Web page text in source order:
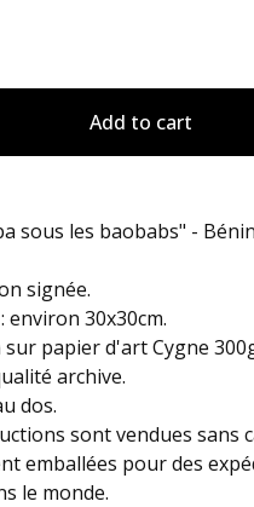
Add to cart
sous les baobabs" - Bénin
signée.
environ 30x30cm.
papier d'art Cygne
archive.
dos.
sont vendues sans
emballées pour des
le monde.